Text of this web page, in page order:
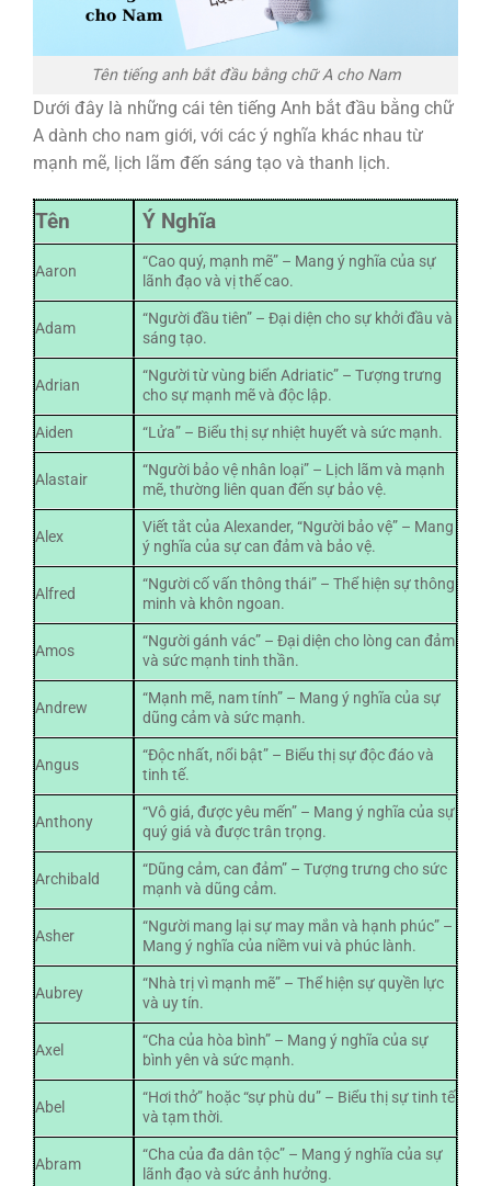
Tên tiếng anh bắt đầu bằng chữ A cho Nam
Dưới đây là những cái tên tiếng Anh bắt đầu bằng chữ
A dành cho nam giới, với các ý nghĩa khác nhau từ
mạnh mẽ, lịch lãm đến sáng tạo và thanh lịch.
Tên Ý Nghĩa
Aaron
“Cao quý, mạnh mẽ” – Mang ý nghĩa của sự
lãnh đạo và vị thế cao.
Adam
“Người đầu tiên” – Đại diện cho sự khởi đầu và
sáng tạo.
Adrian
“Người từ vùng biển Adriatic” – Tượng trưng
cho sự mạnh mẽ và độc lập.
Aiden
“Lửa” – Biểu thị sự nhiệt huyết và sức mạnh.
Alastair
“Người bảo vệ nhân loại” – Lịch lãm và mạnh
mẽ, thường liên quan đến sự bảo vệ.
Alex
Viết tắt của Alexander, “Người bảo vệ” – Mang
ý nghĩa của sự can đảm và bảo vệ.
Alfred
“Người cố vấn thông thái” – Thể hiện sự thông
minh và khôn ngoan.
Amos
“Người gánh vác” – Đại diện cho lòng can đảm
và sức mạnh tinh thần.
Andrew
“Mạnh mẽ, nam tính” – Mang ý nghĩa của sự
dũng cảm và sức mạnh.
Angus
“Độc nhất, nổi bật” – Biểu thị sự độc đáo và
tinh tế.
Anthony
“Vô giá, được yêu mến” – Mang ý nghĩa của sự
quý giá và được trân trọng.
Archibald
“Dũng cảm, can đảm” – Tượng trưng cho sức
mạnh và dũng cảm.
Asher
“Người mang lại sự may mắn và hạnh phúc” –
Mang ý nghĩa của niềm vui và phúc lành.
Aubrey
“Nhà trị vì mạnh mẽ” – Thể hiện sự quyền lực
và uy tín.
Axel
“Cha của hòa bình” – Mang ý nghĩa của sự
bình yên và sức mạnh.
Abel
“Hơi thở” hoặc “sự phù du” – Biểu thị sự tinh tế
và tạm thời.
Abram
“Cha của đa dân tộc” – Mang ý nghĩa của sự
lãnh đạo và sức ảnh hưởng.